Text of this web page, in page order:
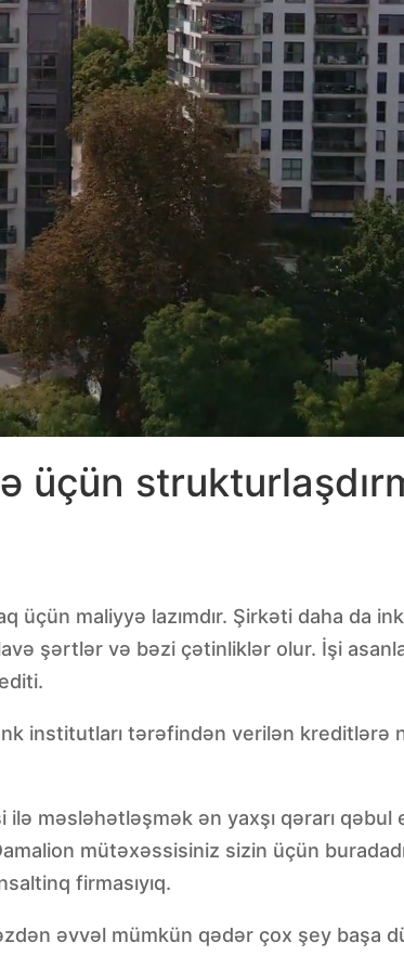
üçün
üçün maliyyə lazımdır. Şirkəti daha da
şərtlər və bəzi çətinliklər olur. İşi
institutları tərəfindən verilən kreditlərə
məsləhətləşmək ən yaxşı qərarı qəbul
mütəxəssisiniz sizin üçün
firmasıyıq.
əvvəl mümkün qədər çox şey başa